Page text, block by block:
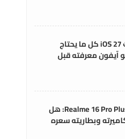
أبرز ميزات iOS 27 كل ما يحتاج
آيفون معرفته قبل
مراجعة Realme 16 Pro Plus: هل
وبطاريته سعره